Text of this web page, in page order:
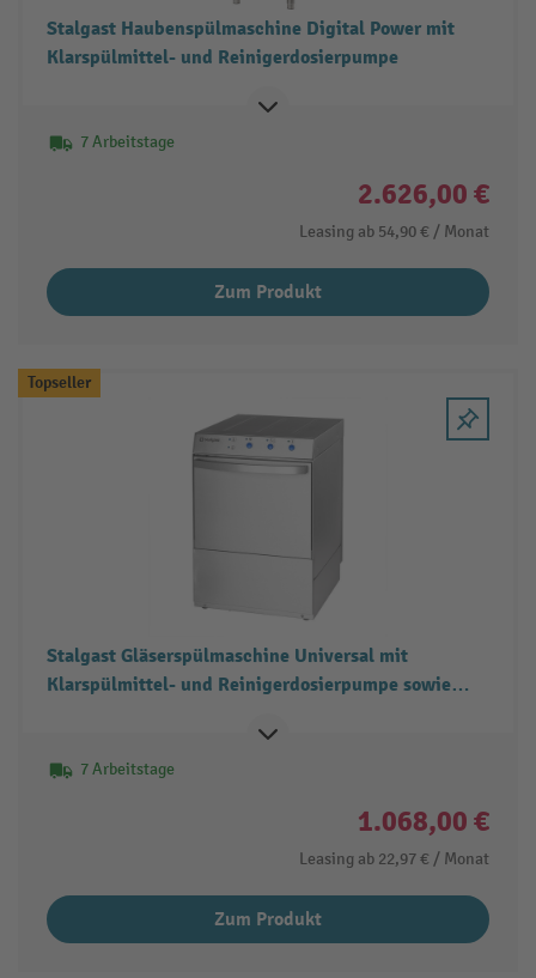
Stalgast Haubenspülmaschine Digital Power mit
Klarspülmittel- und Reinigerdosierpumpe
7 Arbeitstage
2.626,00 €
Leasing ab 54,90 € / Monat
Zum Produkt
Topseller
Stalgast Gläserspülmaschine Universal mit
Klarspülmittel- und Reinigerdosierpumpe sowie
7 Arbeitstage
1.068,00 €
Leasing ab 22,97 € / Monat
Zum Produkt